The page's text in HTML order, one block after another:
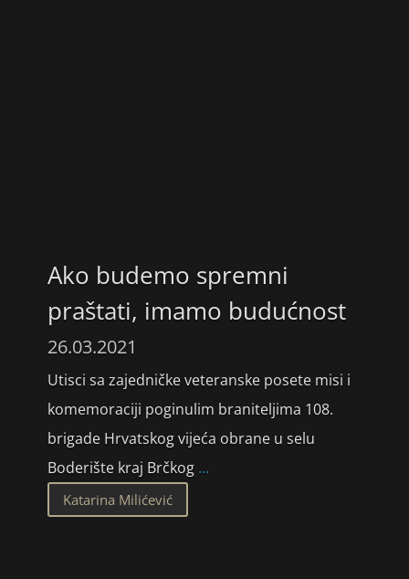
Ako budemo spremni
praštati, imamo budućnost
26.03.2021
Utisci sa zajedničke veteranske posete misi i
komemoraciji poginulim braniteljima 108.
brigade Hrvatskog vijeća obrane u selu
Boderište kraj Brčkog ...
Katarina Milićević